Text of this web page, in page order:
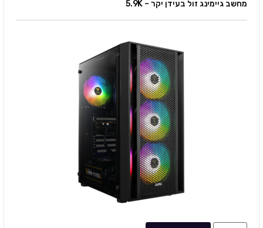
מחשב גיימינג זול בעידן יקר – 5.9K